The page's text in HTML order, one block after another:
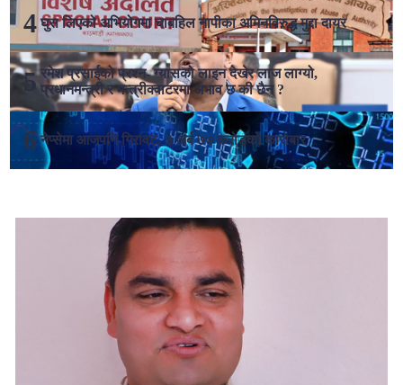
घुस लिएको अभियोगमा चाबहिल नापीका अमिनविरुद्ध मुद्दा दायर
रमेश प्रसाईको प्रश्न- ग्यासको लाइन देखेर लाज लाग्यो,
प्रधानमन्त्री र मन्त्रीक्वाटरमा अभाव छ की छैन ?
नेप्सेमा आजपनि गिरावट, ३ अर्ब ७७ करोडको कारोबार